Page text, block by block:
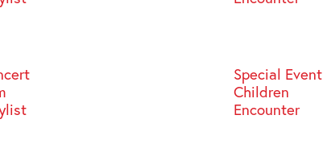
Special Event
Children
Encounter